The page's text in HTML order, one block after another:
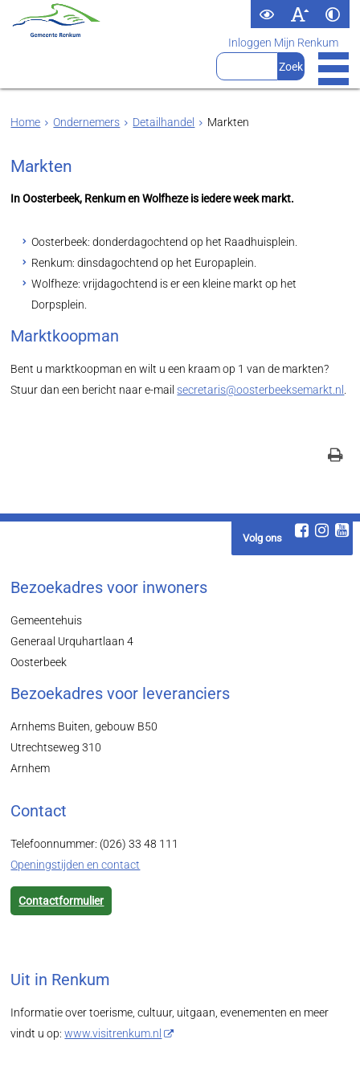
Inloggen Mijn Renkum
Home Ondernemers Detailhandel Markten
Markten
In Oosterbeek, Renkum en Wolfheze is iedere week markt.
Oosterbeek: donderdagochtend op het Raadhuisplein.
Renkum: dinsdagochtend op het Europaplein.
Wolfheze: vrijdagochtend is er een kleine markt op het
Dorpsplein.
Marktkoopman
Bent u marktkoopman en wilt u een kraam op 1 van de markten?
Stuur dan een bericht naar e-mailsecretaris@oosterbeeksemarkt.nl
Volg ons
Bezoekadres voor inwoners
Gemeentehuis
Generaal Urquhartlaan 4
Oosterbeek
Bezoekadres voor leveranciers
Arnhems Buiten, gebouw B50
Utrechtseweg 310
Arnhem
Contact
Telefoonnummer: (026) 33 48 111
Openingstijden en contact
Contactformulier
Uit in Renkum
Informatie over toerisme, cultuur, uitgaan, evenementen en meer
vindt u op:www.visitrenkum.nl